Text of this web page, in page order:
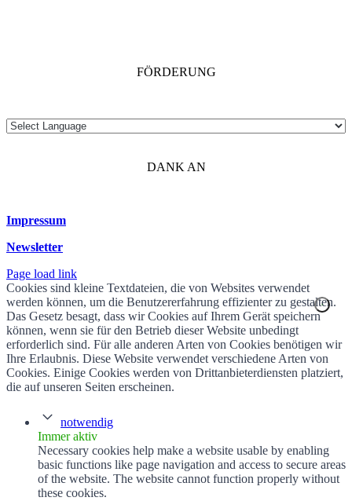
FÖRDERUNG
DANK AN
Impressum
Newsletter
Page load link
Cookies sind kleine Textdateien, die von Websites verwendet
werden können, um die Benutzererfahrung effizienter zu gestalten.
Das Gesetz besagt, dass wir Cookies auf Ihrem Gerät speichern
können, wenn sie für den Betrieb dieser Website unbedingt
erforderlich sind. Für alle anderen Arten von Cookies benötigen wir
Ihre Erlaubnis. Diese Website verwendet verschiedene Arten von
Cookies. Einige Cookies werden von Drittanbieterdiensten platziert,
die auf unseren Seiten erscheinen.
notwendig
Immer aktiv
Necessary cookies help make a website usable by enabling
basic functions like page navigation and access to secure areas
of the website. The website cannot function properly without
these cookies.